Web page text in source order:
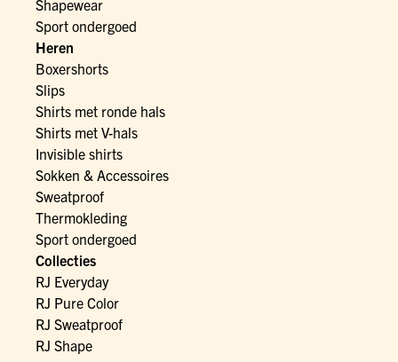
Shapewear
Sport ondergoed
Heren
Boxershorts
Slips
Shirts met ronde hals
Shirts met V-hals
Invisible shirts
Sokken & Accessoires
Sweatproof
Thermokleding
Sport ondergoed
Collecties
RJ Everyday
RJ Pure Color
RJ Sweatproof
RJ Shape